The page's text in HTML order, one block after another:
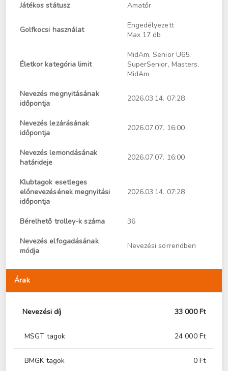
Játékos státusz Amatőr
Golfkocsi használat
Engedélyezett
Max 17 db
Életkor kategória limit
MidAm, Senior U65,
SuperSenior, Masters,
MidAm
Nevezés megnyitásának
időpontja
2026.03.14. 07:28
Nevezés lezárásának
időpontja
2026.07.07. 16:00
Nevezés lemondásának
határideje
2026.07.07. 16:00
Klubtagok esetleges
előnevezésének megnyitási
időpontja
2026.03.14. 07:28
Bérelhető trolley-k száma 36
Nevezés elfogadásának
módja
Nevezési sorrendben
Árak
Nevezési díj 33 000 Ft
MSGT tagok 24 000 Ft
BMGK tagok 0 Ft